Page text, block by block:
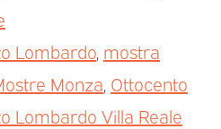
Lombardo, mostra
Monza, Ottocento
Lombardo Villa Reale